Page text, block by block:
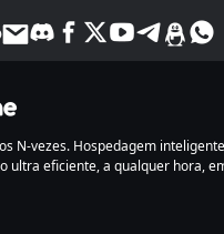
N-vezes. Hospedagem
ultra eficiente, a qualquer hora,